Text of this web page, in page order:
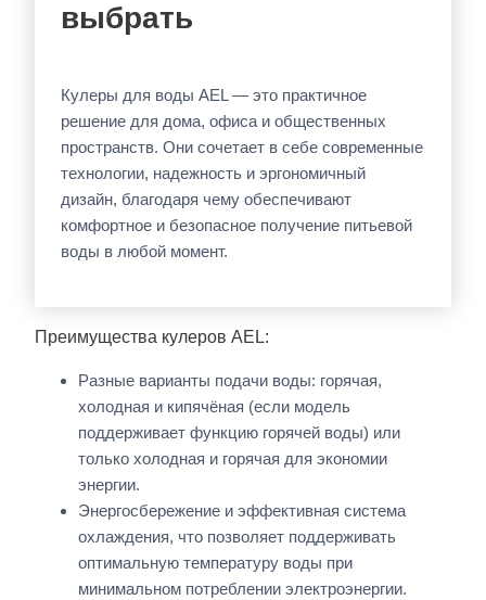
выбрать
Кулеры для воды AEL — это практичное
решение для дома, офиса и общественных
пространств. Они сочетает в себе современные
технологии, надежность и эргономичный
дизайн, благодаря чему обеспечивают
комфортное и безопасное получение питьевой
воды в любой момент.
Преимущества кулеров AEL:
Разные варианты подачи воды: горячая,
холодная и кипячёная (если модель
поддерживает функцию горячей воды) или
только холодная и горячая для экономии
энергии.
Энергосбережение и эффективная система
охлаждения, что позволяет поддерживать
оптимальную температуру воды при
минимальном потреблении электроэнергии.